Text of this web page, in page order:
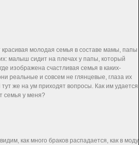
молодая семья в составе мамы, папы
малыш сидит на плечах у папы, который
изображена счастливая семья в каких-
реальные и совсем не глянцевые, глаза их
же на ум приходят вопросы. Как им удается
семья у меня?
как много браков распадается, как в моду